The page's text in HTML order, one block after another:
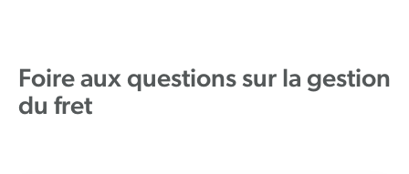
Foire aux questions sur la gestion
du fret